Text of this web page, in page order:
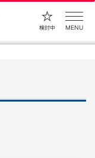
検討中 MENU